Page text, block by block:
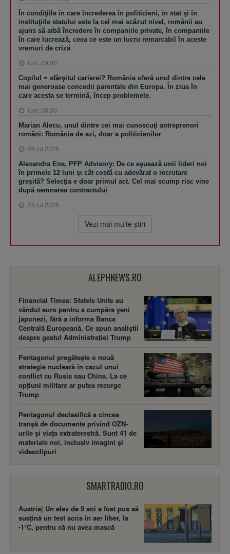
În condiţiile în care încrederea în politicieni, în stat şi în
instituţiile statului este la cel mai scăzut nivel, românii au
ajuns să aibă încredere în companiile private, în companiile
în care lucrează, ceea ce este un lucru remarcabil în aceste
vremuri de criză
luni, 09:00
Copilul = sfârşitul carierei? România oferă unul dintre cele
mai generoase concedii parentale din Europa. În ziua în
care acesta se termină, încep problemele.
luni, 08:30
Marian Alecu, unul dintre cei mai cunoscuţi antreprenori
români: România de azi, doar a politicienilor
26 iul 2026
Alexandra Ene, PFP Advisory: De ce eşuează unii lideri noi
în primele 12 luni şi cât costă cu adevărat o recrutare
greşită? Selecţia e doar primul act. Cel mai scump risc vine
după semnarea contractului
25 iul 2026
Vezi mai multe ştiri
ALEPHNEWS.RO
Financial Times: Statele Unite au
vândut euro pentru a cumpăra yeni
japonezi, fără a informa Banca
Centrală Europeană. Ce spun analiștii
despre gestul Administrației Trump
Pentagonul pregătește o nouă
strategie nucleară în cazul unui
conflict cu Rusia sau China. La ce
opțiuni militare ar putea recurge
Trump
Pentagonul declasifică a cincea
tranșă de documente privind OZN-
urile și viața extraterestră. Sunt 41 de
materiale noi, inclusiv imagini și
videoclipuri
SMARTRADIO.RO
Austria| Un elev de 9 ani a fost pus să
susţină un test scris în aer liber, la
-1°C, pentru că nu avea mască